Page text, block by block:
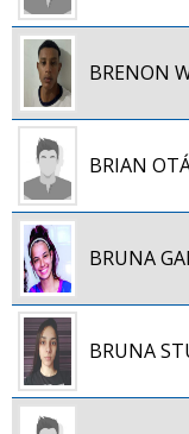
BRENON
BRIAN
BRUNA
BRUNA